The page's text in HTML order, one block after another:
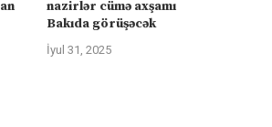
nazirlər cümə axşamı
Bakıda görüşəcək
İyul 31, 2025